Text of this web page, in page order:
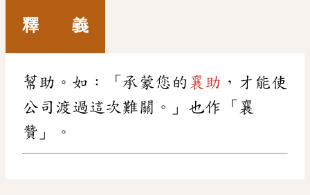
釋 義
幫助。如：「承蒙您的 襄助 ，才能使
公司渡過這次難關。」也作「襄
贊」。